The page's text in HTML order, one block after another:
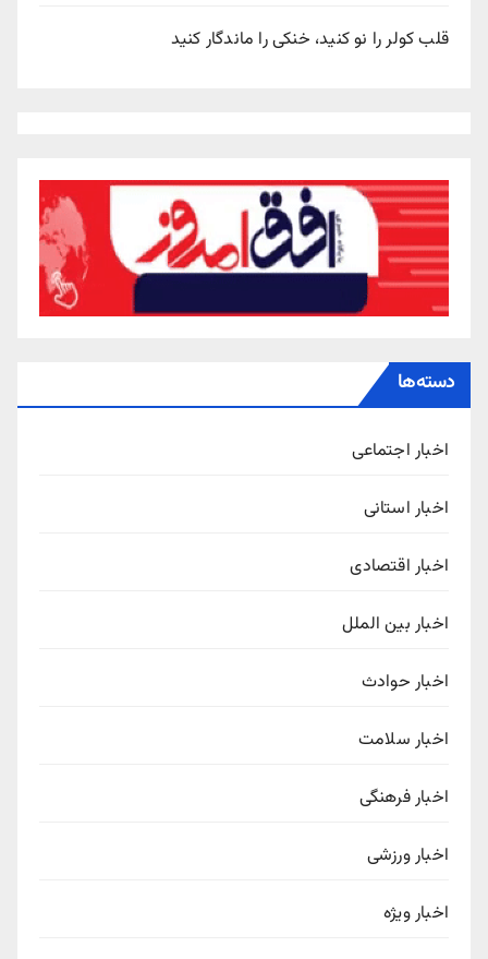
قلب کولر را نو کنید، خنکی را ماندگار کنید
دسته‌ها
اخبار اجتماعی
اخبار استانی
اخبار اقتصادی
اخبار بین الملل
اخبار حوادث
اخبار سلامت
اخبار فرهنگی
اخبار ورزشی
اخبار ویژه